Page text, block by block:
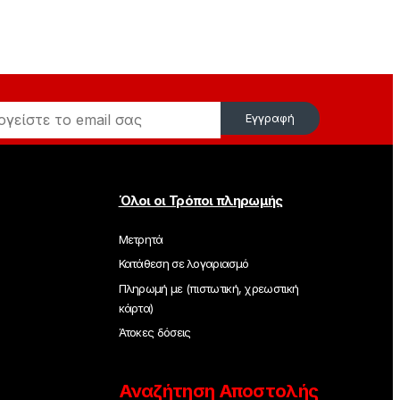
Εγγραφή
Όλοι οι Τρόποι πληρωμής
Μετρητά
Κατάθεση σε λογαριασμό
Πληρωμή με (πιστωτική, χρεωστική
κάρτα)
Άτοκες δόσεις
Αναζήτηση Αποστολής